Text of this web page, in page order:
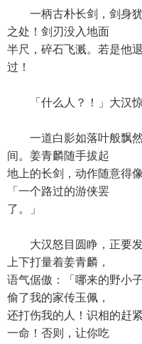
一柄古朴长剑，剑身犹
之处！剑刃没入地面
半尺，碎石飞溅。若是他
过！
「什么人？！」大汉惊
一道白影如落叶般飘然
间。姜青麟随手拔起
地上的长剑，动作随意得
「一个路过的游侠罢
了。」
大汉怒目圆睁，正要发
上下打量着姜青麟，
语气倨傲：「哪来的野小
偷了我的家传玉佩，
还打伤我的人！识相的赶
一命！否则，让你吃